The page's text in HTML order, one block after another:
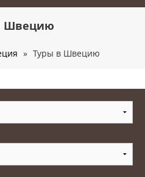
Швецию
» Туры в Швецию